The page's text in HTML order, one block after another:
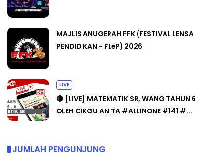
MAJLIS ANUGERAH FFK (FESTIVAL LENSA
PENDIDIKAN - FLeP) 2026
LIVE
🔴 [LIVE] MATEMATIK SR, WANG TAHUN 6
OLEH CIKGU ANITA #ALLINONE #141 #...
JUMLAH PENGUNJUNG